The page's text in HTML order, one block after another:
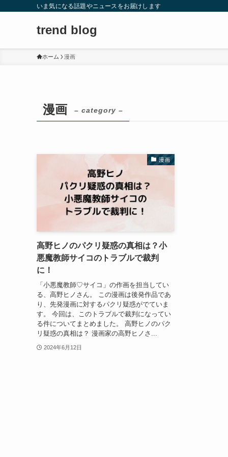
いま気になる話題やニュースをお届けします
trend blog
ホーム 漫画
漫画 – category –
漫画
高野ヒノのパクリ疑惑の真相は？小
悪魔教師サイコのトラブルで裁判
に！
「小悪魔教師♡サイコ」の作画を担当してい
る、高野ヒノさん。 この漫画は後発作品であ
り、先発漫画に対するパクリ疑惑がでていま
す。 今回は、このトラブルで裁判になってい
る件についてまとめました。 高野ヒノのパク
リ疑惑の真相は？ 漫画家の高野ヒノさ...
2024年6月12日